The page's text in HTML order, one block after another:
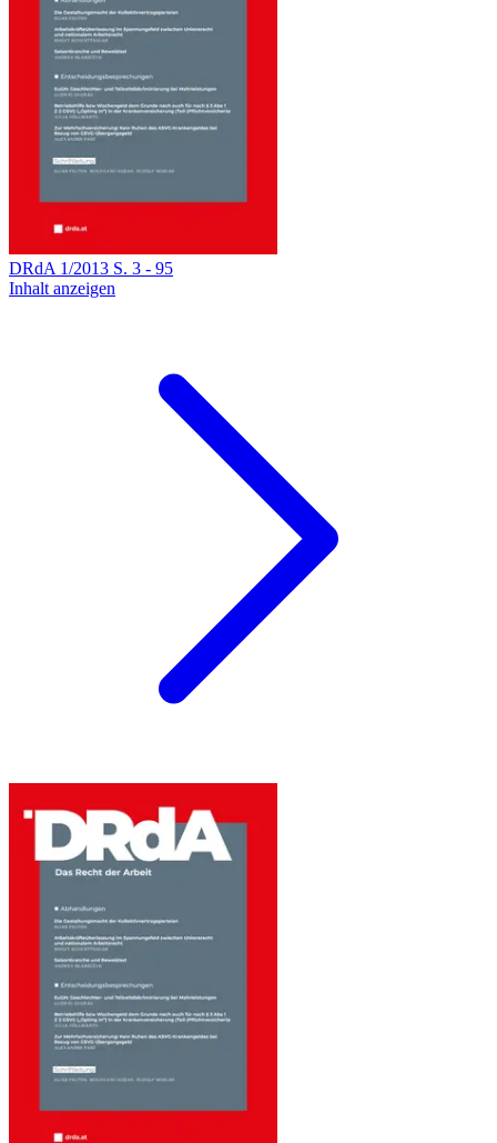
DRdA 1/2013 S. 3 - 95
Inhalt anzeigen